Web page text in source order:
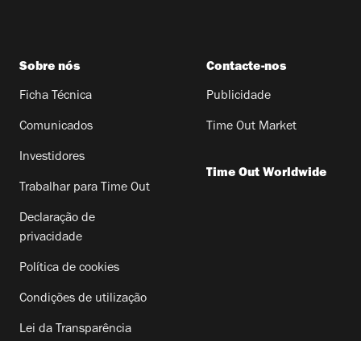
Sobre nós
Ficha Técnica
Comunicados
Investidores
Trabalhar para Time Out
Declaração de
privacidade
Política de cookies
Condições de utilização
Lei da Transparência
Contacte-nos
Publicidade
Time Out Market
Time Out Worldwide